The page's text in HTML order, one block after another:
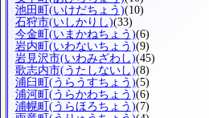
池田町 (いけだちょう)(10)
石狩市(いしかりし)(33)
今金町 (いまかねちょう)(6)
岩内町 (いわないちょう)(9)
岩見沢市(いわみざわし)(45)
歌志内市(うたしないし)(8)
浦臼町 (うらうすちょう)(5)
浦河町 (うらかわちょう)(6)
浦幌町 (うらほろちょう)(7)